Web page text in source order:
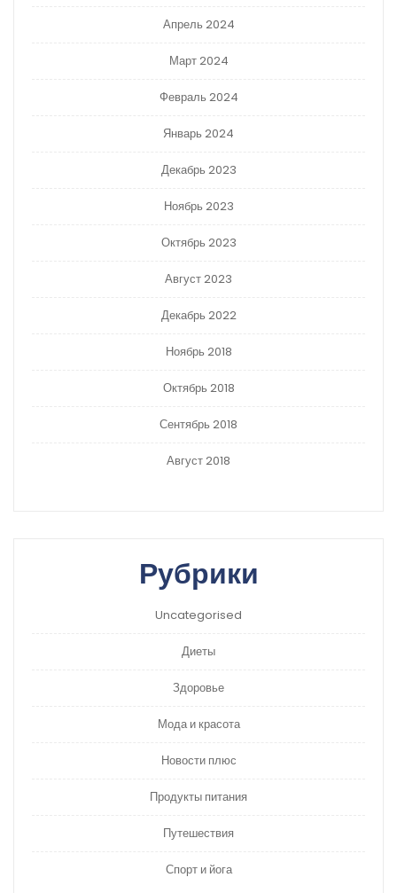
Апрель 2024
Март 2024
Февраль 2024
Январь 2024
Декабрь 2023
Ноябрь 2023
Октябрь 2023
Август 2023
Декабрь 2022
Ноябрь 2018
Октябрь 2018
Сентябрь 2018
Август 2018
Рубрики
Uncategorised
Диеты
Здоровье
Мода и красота
Новости плюс
Продукты питания
Путешествия
Спорт и йога